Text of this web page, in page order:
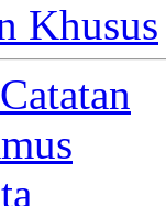
Khusus